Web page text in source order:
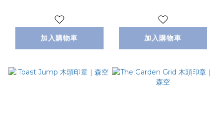
加入購物車 加入購物車